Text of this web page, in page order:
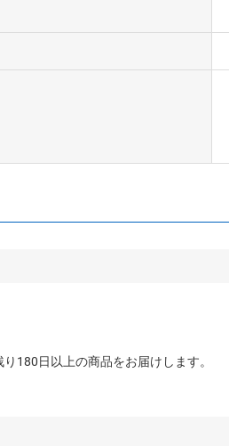
180日以上の商品をお届けします。